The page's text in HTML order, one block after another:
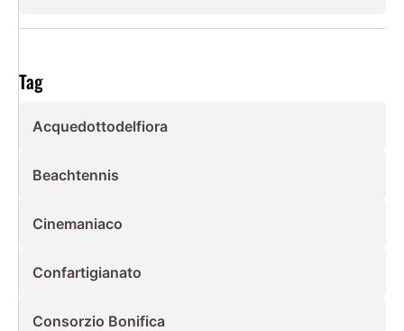
Tag
Acquedottodelfiora
Beachtennis
Cinemaniaco
Confartigianato
Consorzio Bonifica